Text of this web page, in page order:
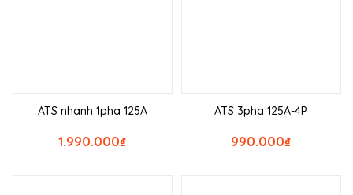
ATS nhanh 1pha 125A
₫
1.990.000
ATS 3pha 125A-4P
₫
990.000